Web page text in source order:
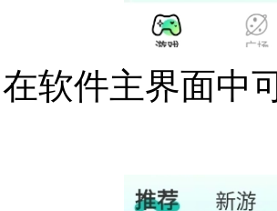
软件主界面中